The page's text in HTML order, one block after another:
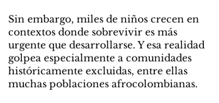
Sin embargo, miles de niños crecen en
contextos donde sobrevivir es más
urgente que desarrollarse. Y esa realidad
golpea especialmente a comunidades
históricamente excluidas, entre ellas
muchas poblaciones afrocolombianas.